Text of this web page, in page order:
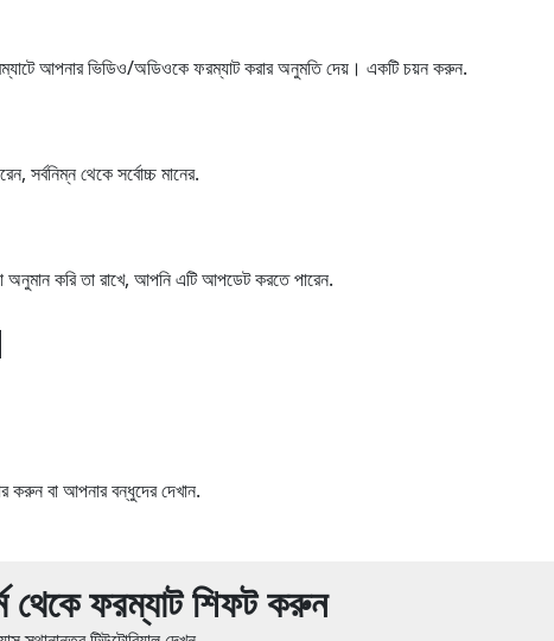
আপনার ভিডিও/অডিওকে ফরম্যাট করার অনুমতি দেয়। একটি চয়ন করুন.
সর্বনিম্ন থেকে সর্বোচ্চ মানের.
অনুমান করি তা রাখে, আপনি এটি আপডেট করতে পারেন.
বা আপনার বন্ধুদের দেখান.
থেকে ফরম্যাট শিফট করুন